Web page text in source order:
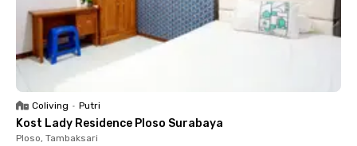
Coliving • Putri
Kost Lady Residence Ploso Surabaya
Ploso, Tambaksari